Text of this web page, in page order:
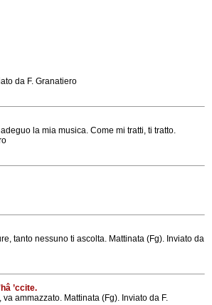
da F. Granatiero
la mia musica. Come mi tratti, ti tratto.
tanto nessuno ti ascolta. Mattinata (Fg). Inviato da
’ccite.
ammazzato. Mattinata (Fg). Inviato da F.